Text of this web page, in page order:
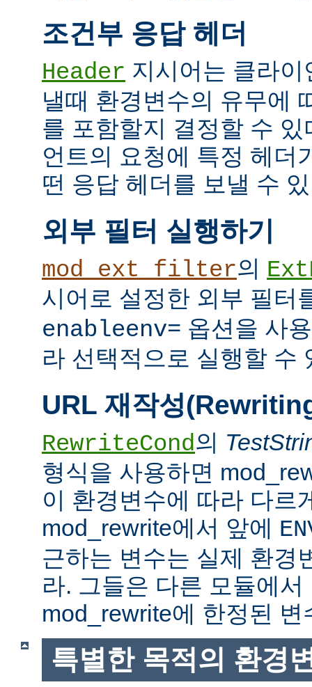
조건부 응답 헤더
Header 지시어는 클라
낼때 환경변수의 유무에
를 포함할지 결정할 수
언트의 요청에 특정 헤더
떤 응답 헤더를 보낼 수
외부 필터 실행하기
mod_ext_filter의
시어로 설정한 외부 필터
enableenv= 옵션을 사
라 선택적으로 실행할 수
URL 재작성
RewriteCond의
형식을 사용하면
이 환경변수에 따라 다르
mod_rewrite에서 앞에
근하는 변수는 실제 환경
라. 그들은 다른 모듈에
mod_rewrite에 한정된 변
특별한 목적의 환경